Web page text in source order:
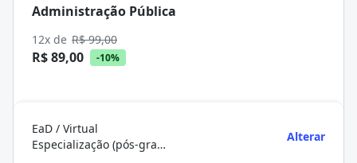
Administração Pública
12x de R$ 99,00
R$ 89,00 -10%
EaD / Virtual
Especialização (pós-graduação)
Alterar